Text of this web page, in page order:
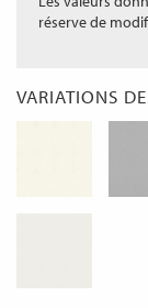
réserve de
VARIATIONS